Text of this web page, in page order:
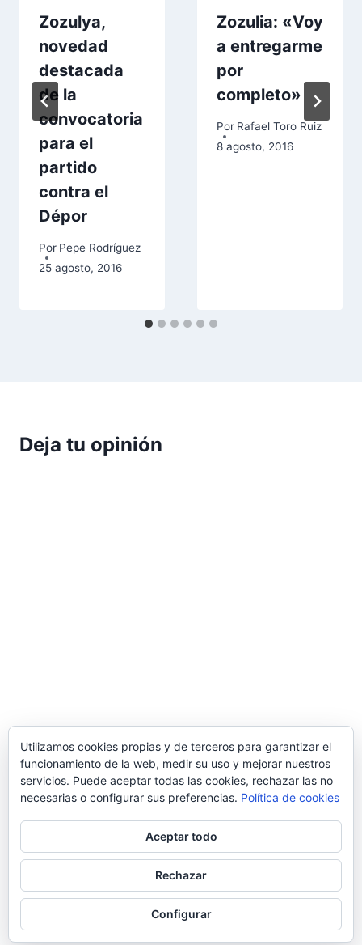
Zozulya,
novedad
destacada
de la
convocatoria
para el
partido
contra el
Dépor
Por Pepe Rodríguez
25 agosto, 2016
Zozulia: «Voy
a entregarme
por
completo»
Por Rafael Toro Ruiz
8 agosto, 2016
Deja tu opinión
© 2026 Manquepierda - Tema para WordPress
porKadence WP
Utilizamos cookies propias y de terceros para garantizar el
funcionamiento de la web, medir su uso y mejorar nuestros
servicios. Puede aceptar todas las cookies, rechazar las no
necesarias o configurar sus preferencias. Política de cookies
Aceptar todo
Rechazar
Configurar